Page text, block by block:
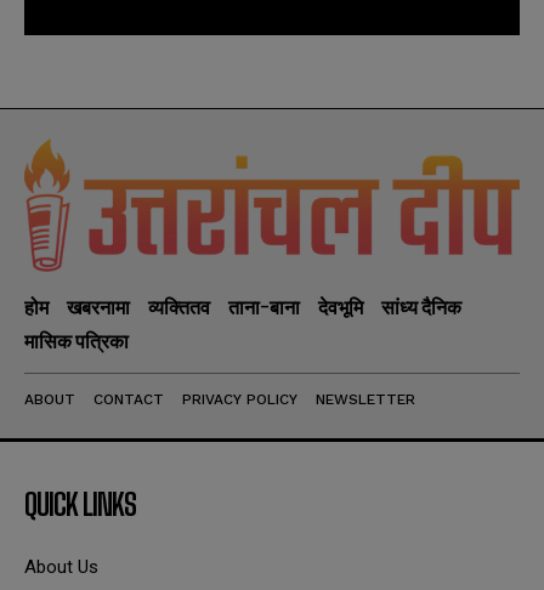
होम खबरनामा व्यक्तितव ताना-बाना देवभूमि
सांध्य दैनिक
मासिक पत्रिका
ABOUT CONTACT PRIVACY POLICY NEWSLETTER
QUICK LINKS
About Us